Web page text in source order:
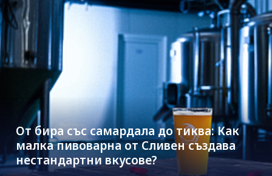
От бира със самардала до тиква: Как
малка пивоварна от Сливен създава
нестандартни вкусове?